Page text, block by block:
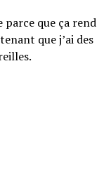
parce que ça rend
que j’ai des